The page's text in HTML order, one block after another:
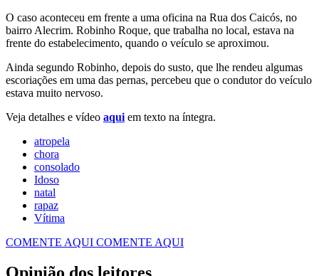
O caso aconteceu em frente a uma oficina na Rua dos Caicós, no
bairro Alecrim. Robinho Roque, que trabalha no local, estava na
frente do estabelecimento, quando o veículo se aproximou.
Ainda segundo Robinho, depois do susto, que lhe rendeu algumas
escoriações em uma das pernas, percebeu que o condutor do veículo
estava muito nervoso.
Veja detalhes e vídeo aqui em texto na íntegra.
atropela
chora
consolado
Idoso
natal
rapaz
Vítima
COMENTE AQUI COMENTE AQUI
Opinião dos leitores